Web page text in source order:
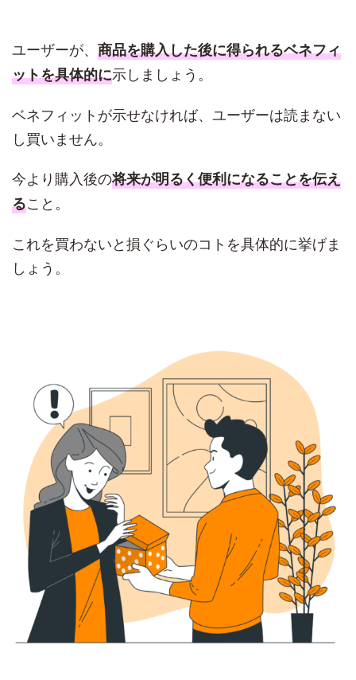
ユーザーが、 商品を購入した後に得られるベネフィ
ットを具体的に示しましょう。
ベネフィットが示せなければ、ユーザーは読まない
し買いません。
今より購入後の将来が明るく便利になることを伝え
ること。
これを買わないと損ぐらいのコトを具体的に挙げま
しょう。